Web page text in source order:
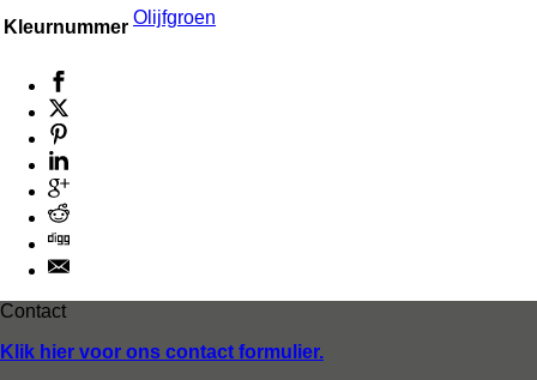
Kleurnummer Olijfgroen
Contact
Klik hier voor ons contact formulier.